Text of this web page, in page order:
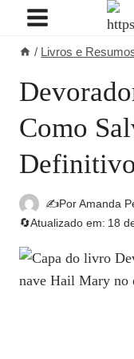
Pular
/ Livros e
Como
✍️PorAmanda
🔄Atualizado em: 18